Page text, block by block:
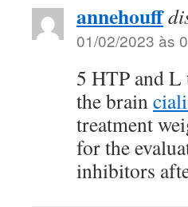
annehouff
01/02/2023 às
5 HTP and
the brain
treatment
for the
inhibitors